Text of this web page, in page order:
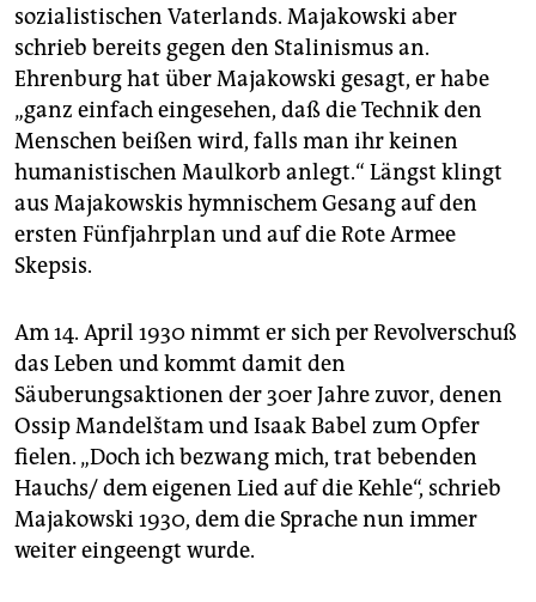
sozialistischen Vaterlands. Majakowski aber
schrieb bereits gegen den Stalinismus an.
Ehrenburg hat über Majakowski gesagt, er habe
„ganz einfach eingesehen, daß die Technik den
Menschen beißen wird, falls man ihr keinen
humanistischen Maulkorb anlegt.“ Längst klingt
aus Majakowskis hymnischem Gesang auf den
ersten Fünfjahrplan und auf die Rote Armee
Skepsis.
Am 14. April 1930 nimmt er sich per Revolverschuß
das Leben und kommt damit den
Säuberungsaktionen der 30er Jahre zuvor, denen
Ossip Mandelštam und Isaak Babel zum Opfer
fielen. „Doch ich bezwang mich, trat bebenden
Hauchs/ dem eigenen Lied auf die Kehle“, schrieb
Majakowski 1930, dem die Sprache nun immer
weiter eingeengt wurde.